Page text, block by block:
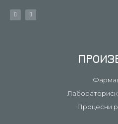
Процесни